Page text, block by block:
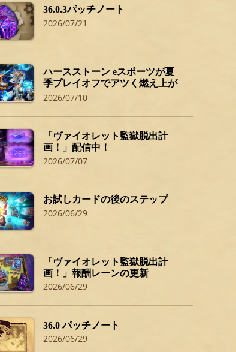
36.0.3パッチノート
2026/07/21
ハースストーン eスポーツが夏
季プレイオフでアツく燃え上が
る！
2026/07/10
「ヴァイオレット監獄脱出計
画！」配信中！
2026/07/07
お試しカードの後のステップ
2026/06/29
「ヴァイオレット監獄脱出計
画！」報酬レーンの更新
2026/06/29
36.0 パッチノート
2026/06/29